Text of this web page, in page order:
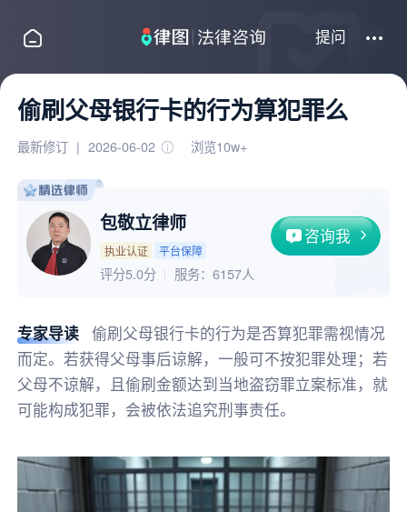
提问
偷刷父母银行卡的行为算犯罪么
最新修订 | 2026-06-02 浏览10w+
包敬立律师
执业认证 平台保障
咨询我
评分5.0分 服务： 6157人
专家导读
偷刷父母银行卡的行为是否算犯罪需视情况
而定。若获得父母事后谅解，一般可不按犯罪处理；若
父母不谅解，且偷刷金额达到当地盗窃罪立案标准，就
可能构成犯罪，会被依法追究刑事责任。